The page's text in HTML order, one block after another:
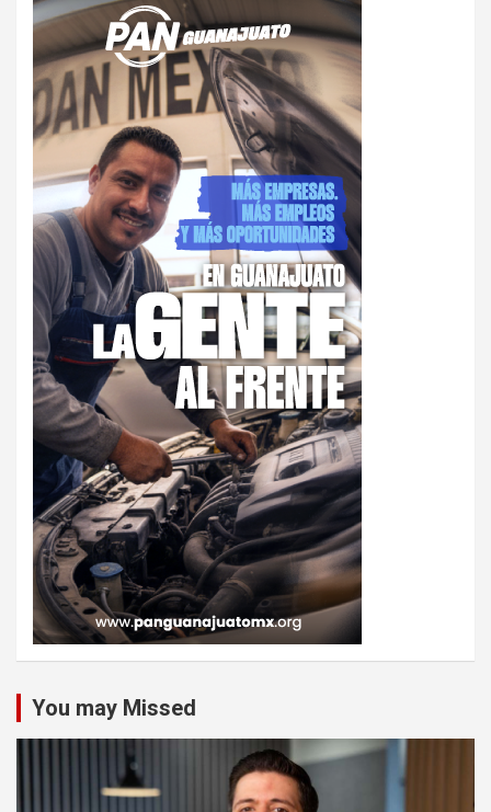
You may Missed